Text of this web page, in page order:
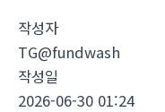
작성자
TG@fundwash
작성일
2026-06-30 01:24